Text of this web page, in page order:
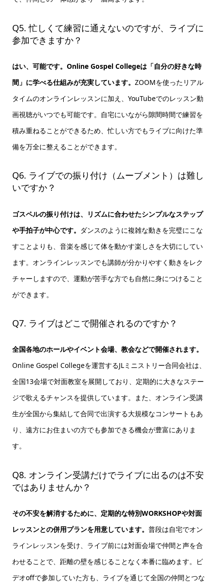
Q5. 忙しくて練習に通えないのですが、ライブに
参加できますか？
はい、可能です。Online Gospel Collegeは「自分の好きな時
間」に学べる仕組みが充実しています。 ZOOMを使ったリアル
タイムのオンラインレッスンに加え、YouTubeでのレッスン動
画視聴がいつでも可能です。自宅にいながら隙間時間で練習を
積み重ねることができるため、忙しい方でもライブに向けた準
備を万全に整えることができます。
Q6. ライブでの振り付け（ムーブメント）は難し
いですか？
ゴスペルの振り付けは、リズムに合わせたシンプルなステップ
や手拍子が中心です。 ダンスのように複雑な動きを完璧にこな
すことよりも、音楽を感じて体を動かす楽しさを大切にしてい
ます。オンラインレッスンでも講師が分かりやすく動きをレク
チャーしますので、運動が苦手な方でも自然に身につけること
ができます。
Q7. ライブはどこで開催されるのですか？
全国各地のホールやイベント会場、教会などで開催されます。
Online Gospel Collegeを運営するJLミニストリー合同会社は、
全国13会場で対面教室を展開しており、定期的に大きなステー
ジで歌えるチャンスを提供しています。また、オンライン受講
生が全国から集結して合同で出演する大規模なコンサートもあ
り、遠方にお住まいの方でも参加できる機会が豊富にありま
す。
Q8. オンライン受講だけでライブに出るのは不安
ではありませんか？
その不安を解消するために、定期的な特別WORKSHOPや対面
レッスンとの併用プランを用意しています。 普段は自宅でオン
ラインレッスンを受け、ライブ前には対面会場で仲間と声を合
わせることで、距離の壁を感じることなく本番に臨めます。ビ
デオoffで参加していた方も、ライブを通じて全国の仲間とつな